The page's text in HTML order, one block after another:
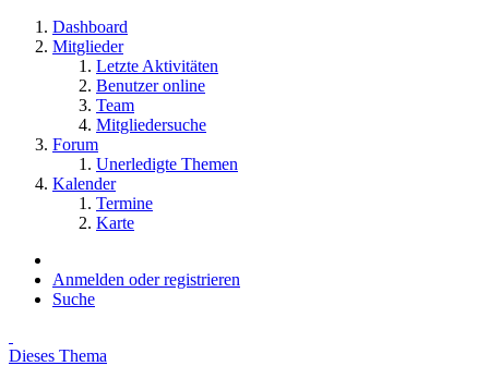
Dashboard
Mitglieder
Letzte Aktivitäten
Benutzer online
Team
Mitgliedersuche
Forum
Unerledigte Themen
Kalender
Termine
Karte
Anmelden oder registrieren
Suche
Dieses Thema